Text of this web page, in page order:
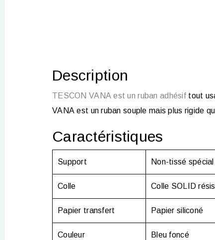
Description
TESCON VANA est un ruban adhésiftout
VANA est un ruban souple mais plus rigide
Caractéristiques
Support Non-tissé
Colle Colle SOLID
Papier transfert Papier siliconé
Couleur Bleu foncé